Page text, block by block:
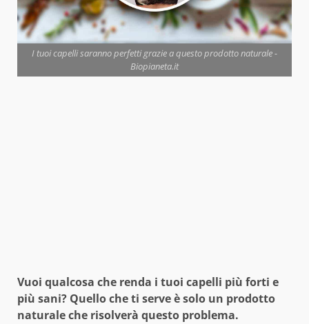
I tuoi capelli saranno perfetti grazie a questo prodotto naturale -
Biopianeta.it
Vuoi qualcosa che renda i tuoi capelli più forti e
più sani? Quello che ti serve è solo un prodotto
naturale che risolverà questo problema.